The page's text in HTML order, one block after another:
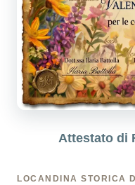
Attestato di
LOCANDINA STORICA